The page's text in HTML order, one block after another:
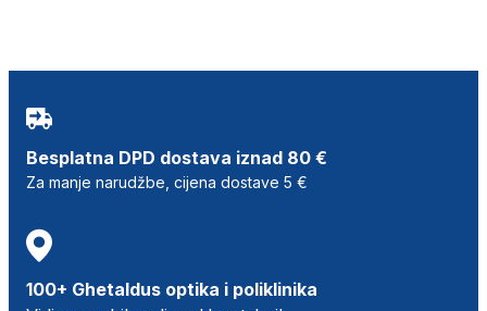
Besplatna DPD dostava iznad 80 €
Za manje narudžbe, cijena dostave 5 €
100+ Ghetaldus optika i poliklinika